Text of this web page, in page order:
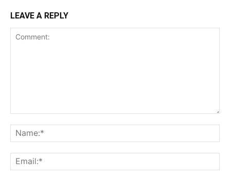
LEAVE A REPLY